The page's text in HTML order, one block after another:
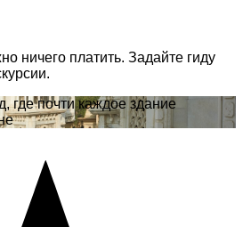
ничего платить. Задайте гиду
где почти каждое здание